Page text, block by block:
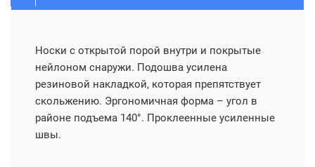
Носки с открытой порой внутри и покрытые
нейлоном снаружи. Подошва усилена
резиновой накладкой, которая препятствует
скольжению. Эргономичная форма – угол в
районе подъема 140°. Проклеенные усиленные
швы.